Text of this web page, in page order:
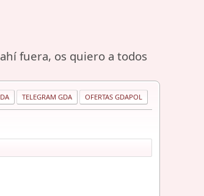
fuera, os quiero a todos
TELEGRAM GDA OFERTAS GDAPOL